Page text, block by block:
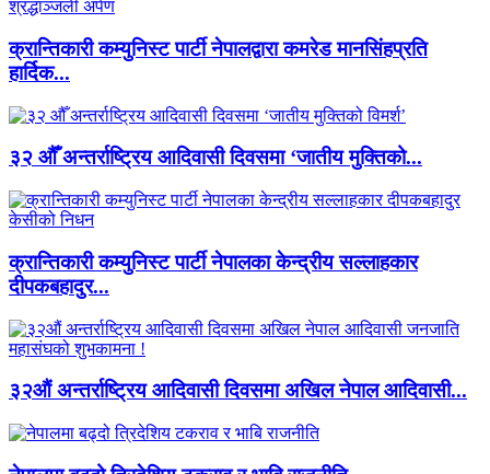
क्रान्तिकारी कम्युनिस्ट पार्टी नेपालद्वारा कमरेड मानसिंहप्रति
हार्दिक...
३२ औँ अन्तर्राष्ट्रिय आदिवासी दिवसमा ‘जातीय मुक्तिको...
क्रान्तिकारी कम्युनिस्ट पार्टी नेपालका केन्द्रीय सल्लाहकार
दीपकबहादुर...
३२औं अन्तर्राष्ट्रिय आदिवासी दिवसमा अखिल नेपाल आदिवासी...